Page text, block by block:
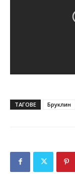
ТАГОВЕ Бруклин